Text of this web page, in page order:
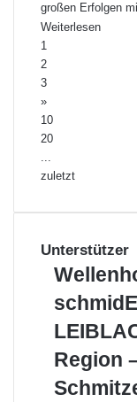
großen Erfolgen
Weiterlesen
1
2
3
»
10
20
...
zuletzt
Unterstützer
Wellenhof
schmidERDBAU
–
Aus
Region
Region
Schmitzer